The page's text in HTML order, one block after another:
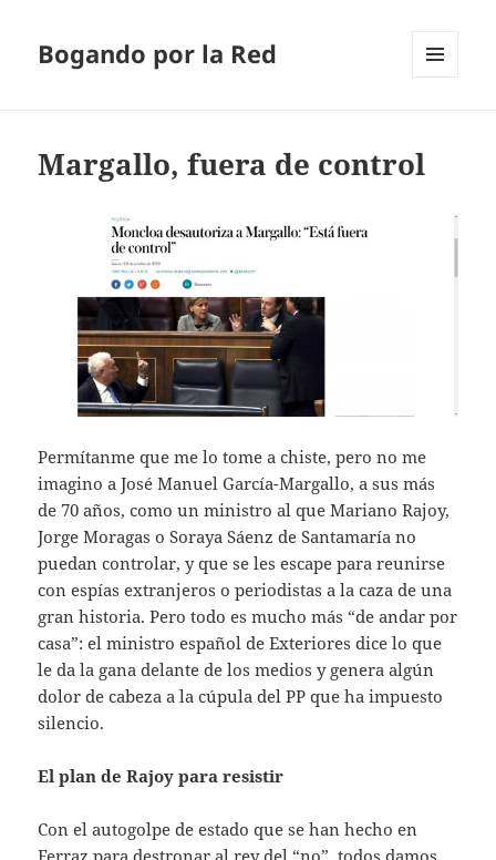
Bogando por la Red
Margallo, fuera de control
Permítanme que me lo tome a chiste, pero no me
imagino a José Manuel García-Margallo, a sus más
de 70 años, como un ministro al que Mariano Rajoy,
Jorge Moragas o Soraya Sáenz de Santamaría no
puedan controlar, y que se les escape para reunirse
con espías extranjeros o periodistas a la caza de una
gran historia. Pero todo es mucho más “de andar por
casa”: el ministro español de Exteriores dice lo que
le da la gana delante de los medios y genera algún
dolor de cabeza a la cúpula del PP que ha impuesto
silencio.
El plan de Rajoy para resistir
Con el autogolpe de estado que se han hecho en
Ferraz para destronar al rey del “no”, todos damos